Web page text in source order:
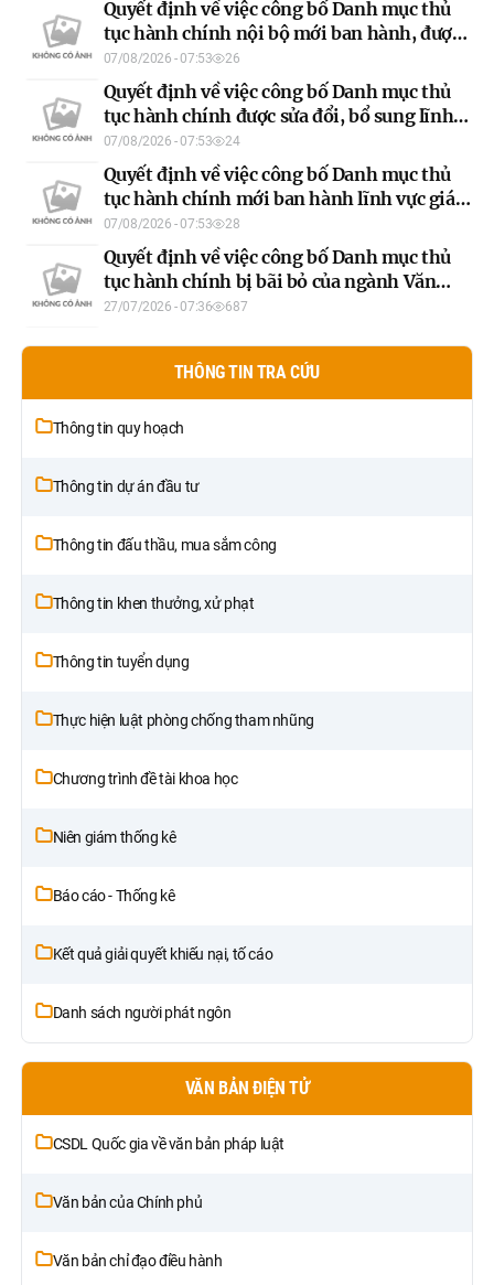
tỉnh Tuyên Quang
Quyết định về việc công bố Danh mục thủ
tục hành chính nội bộ mới ban hành, được
sửa đổi, bổ sung và bị bãi bỏ của ngành Nội
vụ áp dụng trên địa bàn tỉnh
07/08/2026 - 07:53 26
Quyết định về việc công bố Danh mục thủ
tục hành chính được sửa đổi, bổ sung lĩnh
vực Nghệ thuật biểu diễn của ngành Văn
hóa, Thể thao và Du lịch áp dụng trên địa
bàn tỉnh Tuyên Quang
07/08/2026 - 07:53 24
Quyết định về việc công bố Danh mục thủ
tục hành chính mới ban hành lĩnh vực giáo
dục và đào tạo thuộc hệ thống giáo dục
quốc dân của ngành Giáo dục và Đào tạo áp
dụng trên địa bàn tỉnh Tuyên Quang
07/08/2026 - 07:53 28
Quyết định về việc công bố Danh mục thủ
tục hành chính bị bãi bỏ của ngành Văn
hóa, Thể thao và Du lịch áp dụng trên địa
27/07/2026 - 07:36 687
THÔNG TIN TRA CỨU
Thông tin quy hoạch
Thông tin dự án đầu tư
Thông tin đấu thầu, mua sắm công
Thông tin khen thưởng, xử phạt
Thông tin tuyển dụng
Thực hiện luật phòng chống tham nhũng
Chương trình đề tài khoa học
Niên giám thống kê
Báo cáo - Thống kê
Kết quả giải quyết khiếu nại, tố cáo
Danh sách người phát ngôn
VĂN BẢN ĐIỆN TỬ
CSDL Quốc gia về văn bản pháp luật
Văn bản của Chính phủ
Văn bản chỉ đạo điều hành